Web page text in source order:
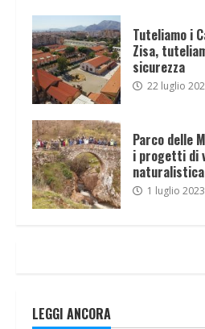
Tuteliamo i
Zisa,
sicurezza
22 luglio
Parco delle
i progetti di
naturalistica
1 luglio 2023
LEGGI ANCORA